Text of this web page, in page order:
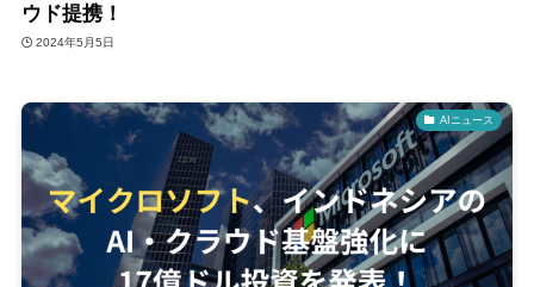
ウド提携！
2024年5月5日
AIニュース